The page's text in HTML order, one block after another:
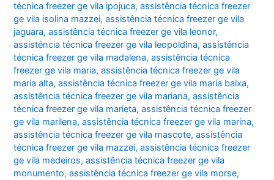
técnica freezer ge vila ipojuca,assistência técnica freezer
ge vila isolina mazzei,assistência técnica freezer ge vila
jaguara,assistência técnica freezer ge vila leonor,
assistência técnica freezer ge vila leopoldina,assistência
técnica freezer ge vila madalena,assistência técnica
freezer ge vila maria,assistência técnica freezer ge vila
maria alta,assistência técnica freezer ge vila maria baixa,
assistência técnica freezer ge vila mariana,assistência
técnica freezer ge vila marieta,assistência técnica freezer
ge vila marilena,assistência técnica freezer ge vila marina,
assistência técnica freezer ge vila mascote,assistência
técnica freezer ge vila mazzei,assistência técnica freezer
ge vila medeiros,assistência técnica freezer ge vila
monumento,assistência técnica freezer ge vila morse,